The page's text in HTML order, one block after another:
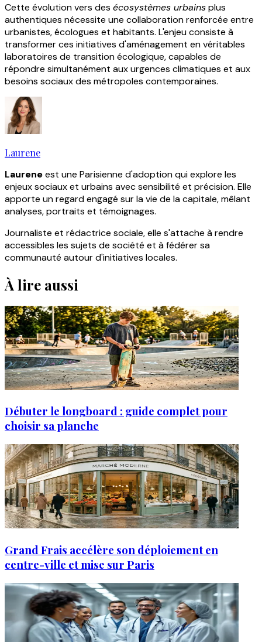
Cette évolution vers des écosystèmes urbainsplus
authentiques nécessite une collaboration renforcée entre
urbanistes, écologues et habitants. L'enjeu consiste à
transformer ces initiatives d'aménagement en véritables
laboratoires de transition écologique, capables de
répondre simultanément aux urgences climatiques et aux
besoins sociaux des métropoles contemporaines.
Laurene
Laureneest une Parisienne d'adoption qui explore les
enjeux sociaux et urbains avec sensibilité et précision. Elle
apporte un regard engagé sur la vie de la capitale, mêlant
analyses, portraits et témoignages.
Journaliste et rédactrice sociale, elle s'attache à rendre
accessibles les sujets de société et à fédérer sa
communauté autour d'initiatives locales.
À lire aussi
Débuter le longboard : guide complet pour
choisir sa planche
Grand Frais accélère son déploiement en
centre-ville et mise sur Paris